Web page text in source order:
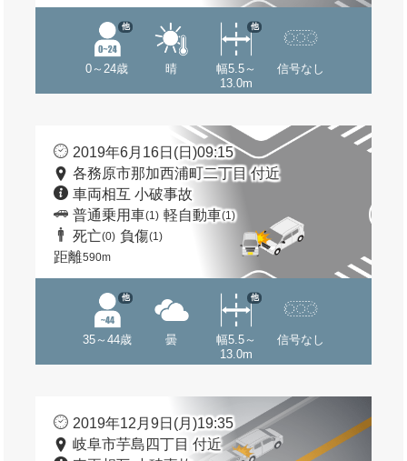
0～24歳
他
晴
幅5.5～
13.0m
他
信号なし
2019年6月16日(日)09:15
各務原市那加西浦町二丁目 付近
車両相互 小破事故
普通乗用車(1) 軽自動車(1)
死亡(0) 負傷(1)
距離590m
35～44歳
他
曇
幅5.5～
13.0m
他
信号なし
2019年12月9日(月)19:35
岐阜市芋島四丁目 付近